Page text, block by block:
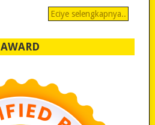
Eciye selengkapnya..
AWARD